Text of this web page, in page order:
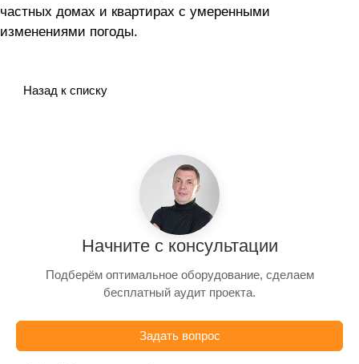
частных домах и квартирах с умеренными
изменениями погоды.
Назад к списку
Начните с консультации
Подберём оптимальное оборудование, сделаем
бесплатный аудит проекта.
Задать вопрос